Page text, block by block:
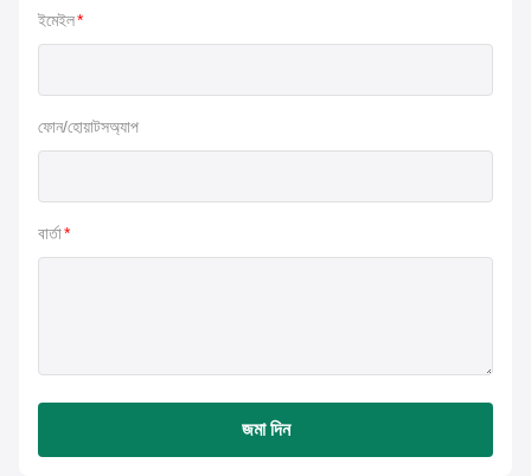
ইমেইল*
ফোন/হোয়াটসঅ্যাপ
বার্তা*
জমা দিন